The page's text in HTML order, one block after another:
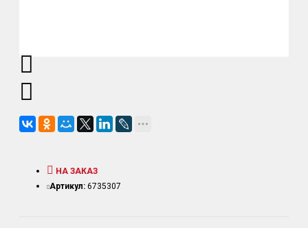
НА ЗАКАЗ
Артикул: 6735307